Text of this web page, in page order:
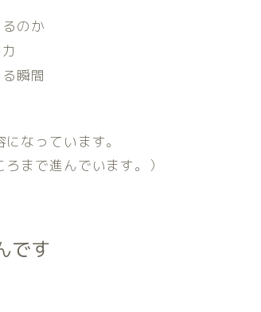
のか
瞬間
なっています。
まで進んでいます。）
です